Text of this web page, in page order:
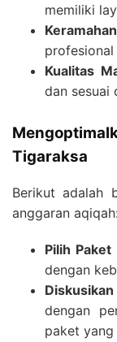
memiliki
profesional
Kualitas
dan sesuai
Tigaraksa
Berikut adalah
anggaran aqiqah:
Pilih Paket
dengan
dengan
paket yang